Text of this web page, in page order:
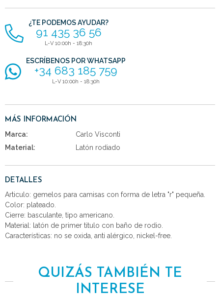
¿TE PODEMOS AYUDAR?
91 435 36 56
L-V 10:00h - 18:30h
ESCRÍBENOS POR WHATSAPP
+34 683 185 759
L-V 10:00h - 18:30h
MÁS INFORMACIÓN
Marca:
Carlo Visconti
Material:
Latón rodiado
DETALLES
Articulo: gemelos para camisas con forma de letra "r" pequeña.
Color: plateado.
Cierre: basculante, tipo americano.
Material: latón de primer titulo con baño de rodio.
Características: no se oxida, anti alérgico, nickel-free.
QUIZÁS TAMBIÉN TE
INTERESE